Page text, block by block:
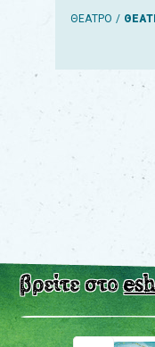
ΘΕΑΤΡΟ
βρείτε στο